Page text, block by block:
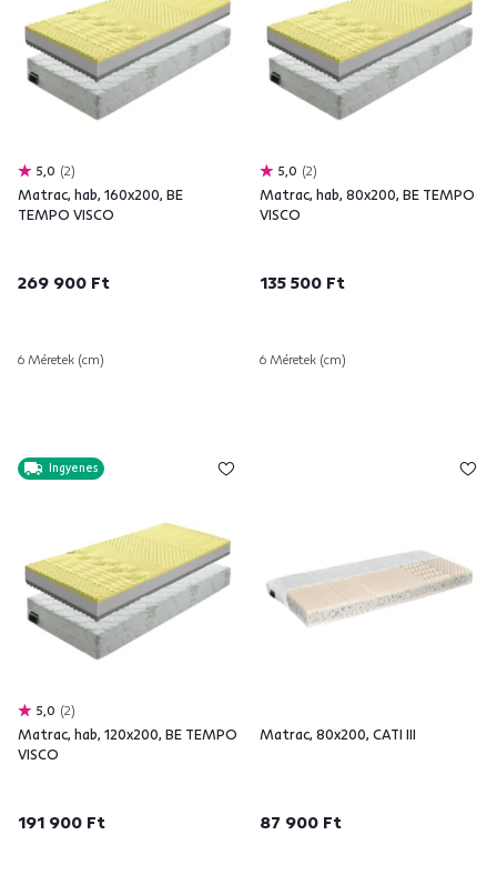
5,0 2
Matrac, hab, 160x200, BE
TEMPO VISCO
269 900 Ft
6 Méretek (cm)
5,0 2
Matrac, hab, 80x200, BE TEMPO
VISCO
135 500 Ft
6 Méretek (cm)
Ingyenes
5,0 2
Matrac, hab, 120x200, BE TEMPO
VISCO
191 900 Ft
Matrac, 80x200, CATI III
87 900 Ft